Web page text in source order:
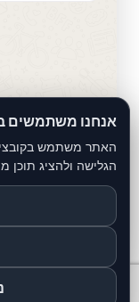
אנחנו משתמשים
הגלישה ולהציג תוכן
Message